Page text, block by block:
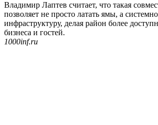
Владимир Лаптев считает, что такая
позволяет не просто латать ямы, а
инфраструктуру, делая район более
бизнеса и гостей.
1000inf.ru